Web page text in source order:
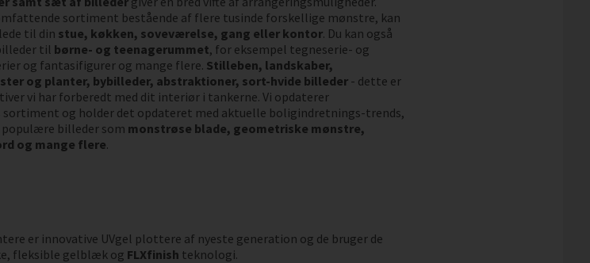
sortiment bestående af flere tusinde forskellige mønstre, kan
til din stue, køkken, soveværelse, gang eller kontor. Du kan også
til børne- og teenagerummet, for eksempel tegneserie- og
og fantasifigurer og mange flere. Stilleben, landskaber,
og planter, bybilleder, abstraktioner, sort-hvide billeder- dette er
vi har forberedt med dit interiør i tankerne. Vi opdaterer
og holder det opdateret med aktuelle boligindretnings-trends,
populære billeder som monstrøse blade, geometriske mønstre,
og mange flere.
er innovative UVgel plottere af nyeste generation og de bruger de
fleksible gelblæk og FLXfinish teknologi.